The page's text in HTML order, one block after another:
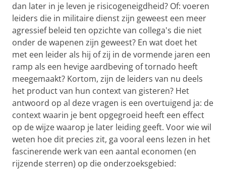
dan later in je leven je risicogeneigdheid? Of: voeren
leiders die in militaire dienst zijn geweest een meer
agressief beleid ten opzichte van collega's die niet
onder de wapenen zijn geweest? En wat doet het
met een leider als hij of zij in de vormende jaren een
ramp als een hevige aardbeving of tornado heeft
meegemaakt? Kortom, zijn de leiders van nu deels
het product van hun context van gisteren? Het
antwoord op al deze vragen is een overtuigend ja: de
context waarin je bent opgegroeid heeft een effect
op de wijze waarop je later leiding geeft. Voor wie wil
weten hoe dit precies zit, ga vooral eens lezen in het
fascinerende werk van een aantal economen (en
rijzende sterren) op die onderzoeksgebied: